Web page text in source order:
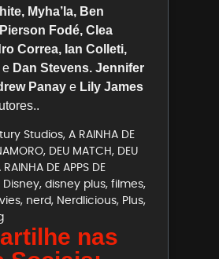
Myha’la, Ben
Fodé, Clea
Correa, Ian Colleti,
e Dan Stevens. Jennifer
Panay e Lily James
Studios, A RAINHA DE
, DEU MATCH, DEU
DE APPS DE
Disney, disney plus, filmes,
, nerd, Nerdlicious, Plus,
nas